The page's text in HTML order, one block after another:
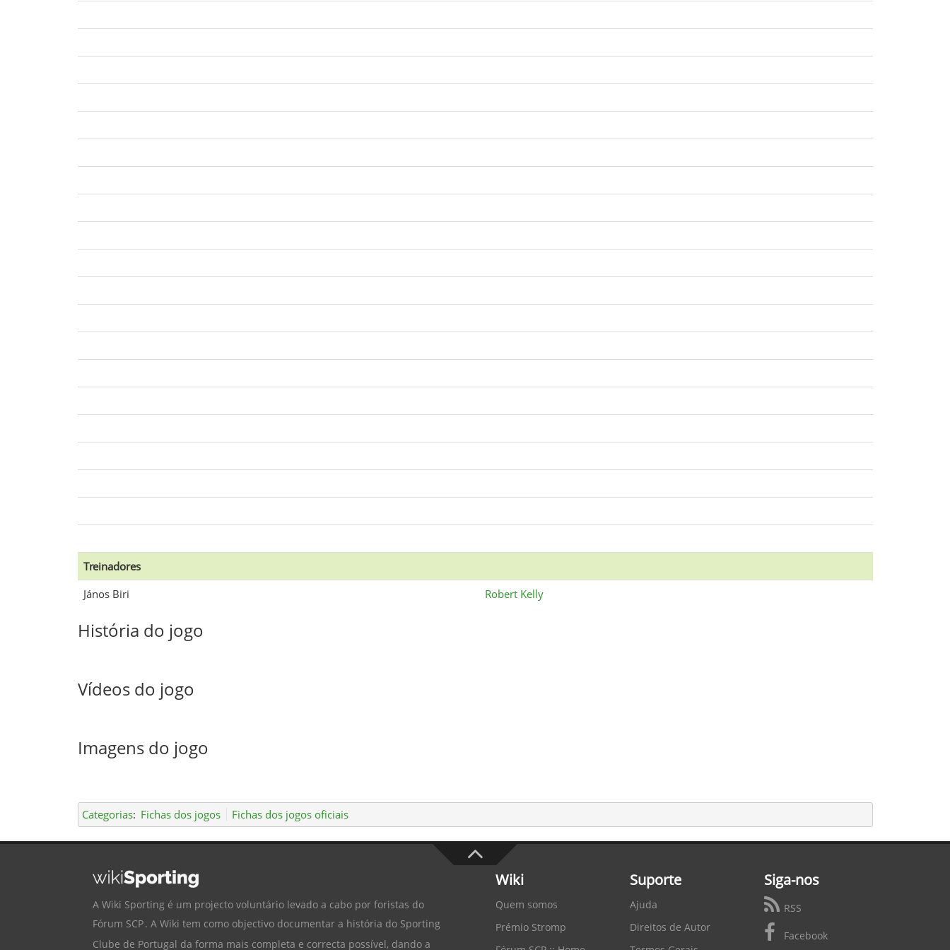
Treinadores
János Biri
Robert Kelly
História do jogo
Vídeos do jogo
Imagens do jogo
Categorias: Fichas dos jogos Fichas dos jogos oficiais
A Wiki Sporting é um projecto voluntário levado a cabo por foristas do
Fórum SCP. A Wiki tem como objectivo documentar a história do Sporting
Clube de Portugal da forma mais completa e correcta possível, dando a
Wiki
Quem somos
Prémio Stromp
Suporte
Ajuda
Direitos de Autor
Siga-nos
RSS
Facebook